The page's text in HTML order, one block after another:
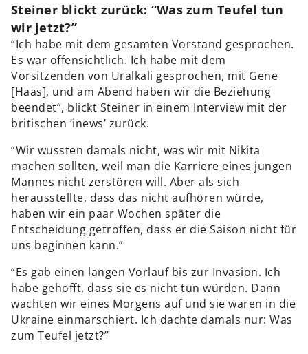
Steiner blickt zurück: “Was zum Teufel tun
wir jetzt?”
“Ich habe mit dem gesamten Vorstand gesprochen.
Es war offensichtlich. Ich habe mit dem
Vorsitzenden von Uralkali gesprochen, mit Gene
[Haas], und am Abend haben wir die Beziehung
beendet”, blickt Steiner in einem Interview mit der
britischen ‘inews’ zurück.
“Wir wussten damals nicht, was wir mit Nikita
machen sollten, weil man die Karriere eines jungen
Mannes nicht zerstören will. Aber als sich
herausstellte, dass das nicht aufhören würde,
haben wir ein paar Wochen später die
Entscheidung getroffen, dass er die Saison nicht für
uns beginnen kann.”
“Es gab einen langen Vorlauf bis zur Invasion. Ich
habe gehofft, dass sie es nicht tun würden. Dann
wachten wir eines Morgens auf und sie waren in die
Ukraine einmarschiert. Ich dachte damals nur: Was
zum Teufel jetzt?”